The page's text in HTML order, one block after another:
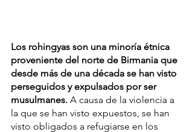
Los rohingyas son una minoría étnica
proveniente del norte de Birmania que
desde más de una década se han visto
perseguidos y expulsados por ser
musulmanes. A causa de la violencia a
la que se han visto expuestos, se han
visto obligados a refugiarse en los